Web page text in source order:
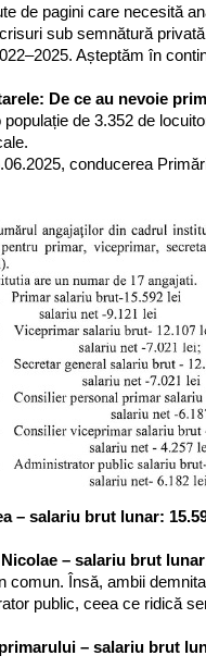
de pagini care necesită
sub semnătură
Așteptăm în
De ce au nevoie
de 3.352 de
conducerea
– salariu brut lunar:
– salariu brut
comun. Însă, ambii
public, ceea ce ridică
– salariu brut